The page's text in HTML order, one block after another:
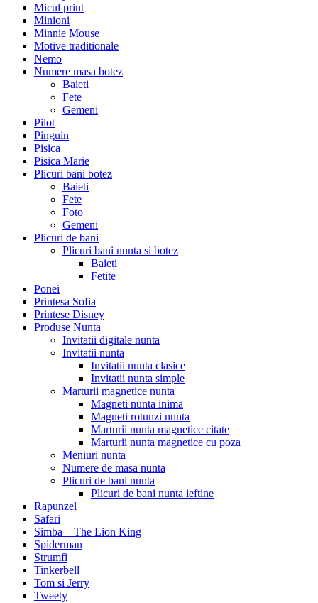
Micul print
Minioni
Minnie Mouse
Motive traditionale
Nemo
Numere masa botez
Baieti
Fete
Gemeni
Pilot
Pinguin
Pisica
Pisica Marie
Plicuri bani botez
Baieti
Fete
Foto
Gemeni
Plicuri de bani
Plicuri bani nunta si botez
Baieti
Fetite
Ponei
Printesa Sofia
Printese Disney
Produse Nunta
Invitatii digitale nunta
Invitatii nunta
Invitatii nunta clasice
Invitatii nunta simple
Marturii magnetice nunta
Magneti nunta inima
Magneti rotunzi nunta
Marturii nunta magnetice citate
Marturii nunta magnetice cu poza
Meniuri nunta
Numere de masa nunta
Plicuri de bani nunta
Plicuri de bani nunta ieftine
Rapunzel
Safari
Simba – The Lion King
Spiderman
Strumfi
Tinkerbell
Tom si Jerry
Tweety